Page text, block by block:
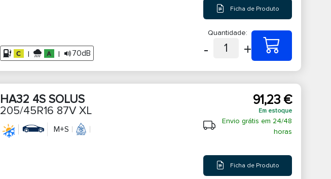
| | 70dB
Ficha de Produto
Quantidade:
- 1 +
HA32 4S SOLUS
205/45R16 87V XL
M+S
91,23 €
Em estoque
Envio grátis em 24/48
horas
Ficha de Produto